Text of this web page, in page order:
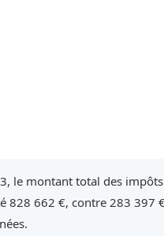
le montant total des
828 662 €, contre 283 397